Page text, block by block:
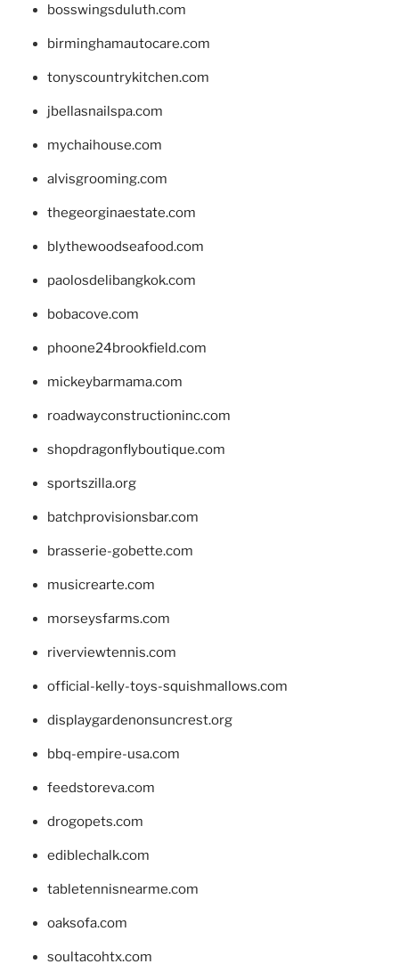
bosswingsduluth.com
birminghamautocare.com
tonyscountrykitchen.com
jbellasnailspa.com
mychaihouse.com
alvisgrooming.com
thegeorginaestate.com
blythewoodseafood.com
paolosdelibangkok.com
bobacove.com
phoone24brookfield.com
mickeybarmama.com
roadwayconstructioninc.com
shopdragonflyboutique.com
sportszilla.org
batchprovisionsbar.com
brasserie-gobette.com
musicrearte.com
morseysfarms.com
riverviewtennis.com
official-kelly-toys-squishmallows.com
displaygardenonsuncrest.org
bbq-empire-usa.com
feedstoreva.com
drogopets.com
ediblechalk.com
tabletennisnearme.com
oaksofa.com
soultacohtx.com